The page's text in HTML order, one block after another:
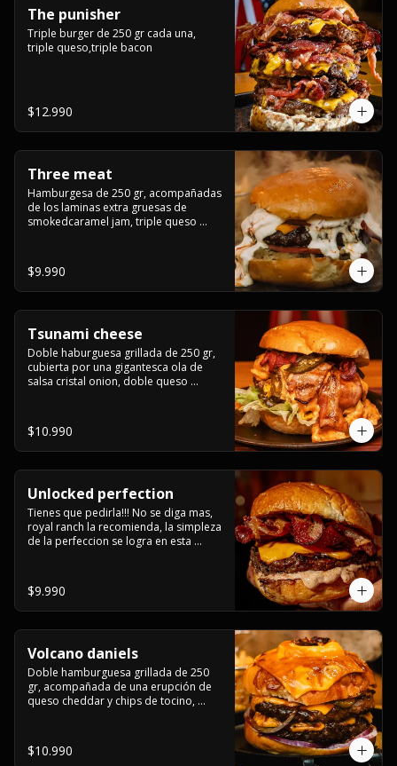
The punisher
Triple burger de 250 gr cada una,
triple queso,triple bacon
$12.990
Three meat
Hamburgesa de 250 gr, acompañadas
de los laminas extra gruesas de
smokedcaramel jam, triple queso
$9.990
Tsunami cheese
Doble haburguesa grillada de 250 gr,
cubierta por una gigantesca ola de
salsa cristal onion, doble queso
grill y los mas ricos jalapeños
jalapeños de todo texas.
$10.990
Unlocked perfection
Tienes que pedirla!!! No se diga mas,
royal ranch la recomienda, la simpleza
de la perfeccion se logra en esta
bacon secret sause, y tocino (se
recomienda con coccion 3/4).
$9.990
Volcano daniels
Doble hamburguesa grillada de 250
gr, acompañada de una erupción de
queso cheddar y chips de tocino,
americanos todo esto bañado en la
mejor salsa jack daniels al mas puro
$10.990